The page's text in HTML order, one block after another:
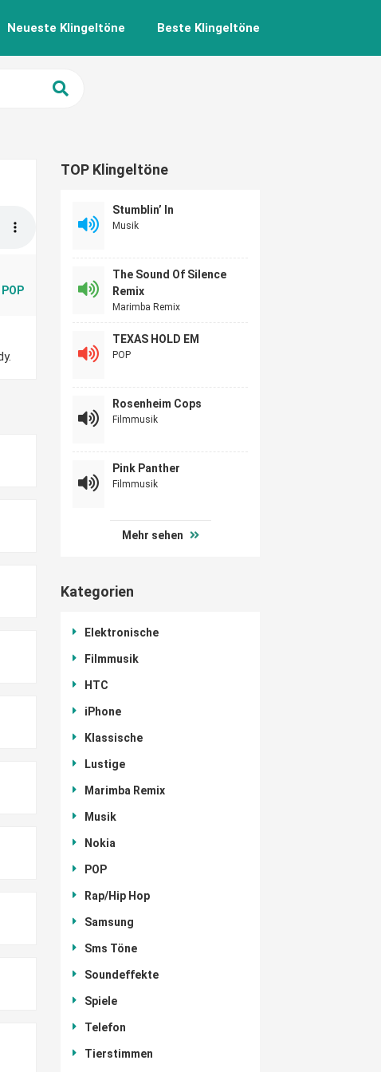
Neueste Klingeltöne Beste Klingeltöne
POP
TOP Klingeltöne
Stumblin’ In
Musik
The Sound Of Silence
Remix
Marimba Remix
TEXAS HOLD EM
POP
Rosenheim Cops
Filmmusik
Pink Panther
Filmmusik
Mehr sehen
Kategorien
Elektronische
Filmmusik
HTC
iPhone
Klassische
Lustige
Marimba Remix
Musik
Nokia
POP
Rap/Hip Hop
Samsung
Sms Töne
Soundeffekte
Spiele
Telefon
Tierstimmen